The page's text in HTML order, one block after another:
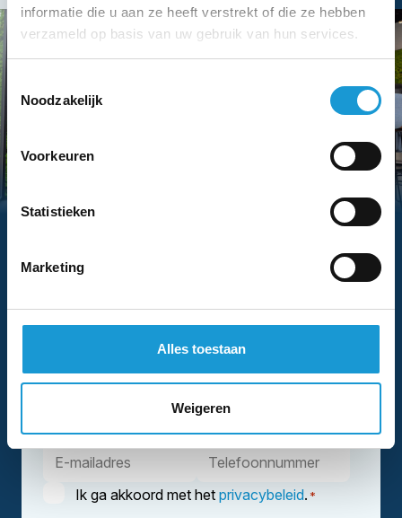
informatie die u aan ze heeft verstrekt of die ze hebben
verzameld op basis van uw gebruik van hun services.
Noodzakelijk
Voorkeuren
Statistieken
Marketing
Alles toestaan
Weigeren
gewekt?
Vraag dan nu eenvoudig een adviesgesprek aan
Voor-
achternaam
Bedrijfsnaam
E-
Telefoonnummer
Instemming
Ik ga akkoord met het privacybeleid.*